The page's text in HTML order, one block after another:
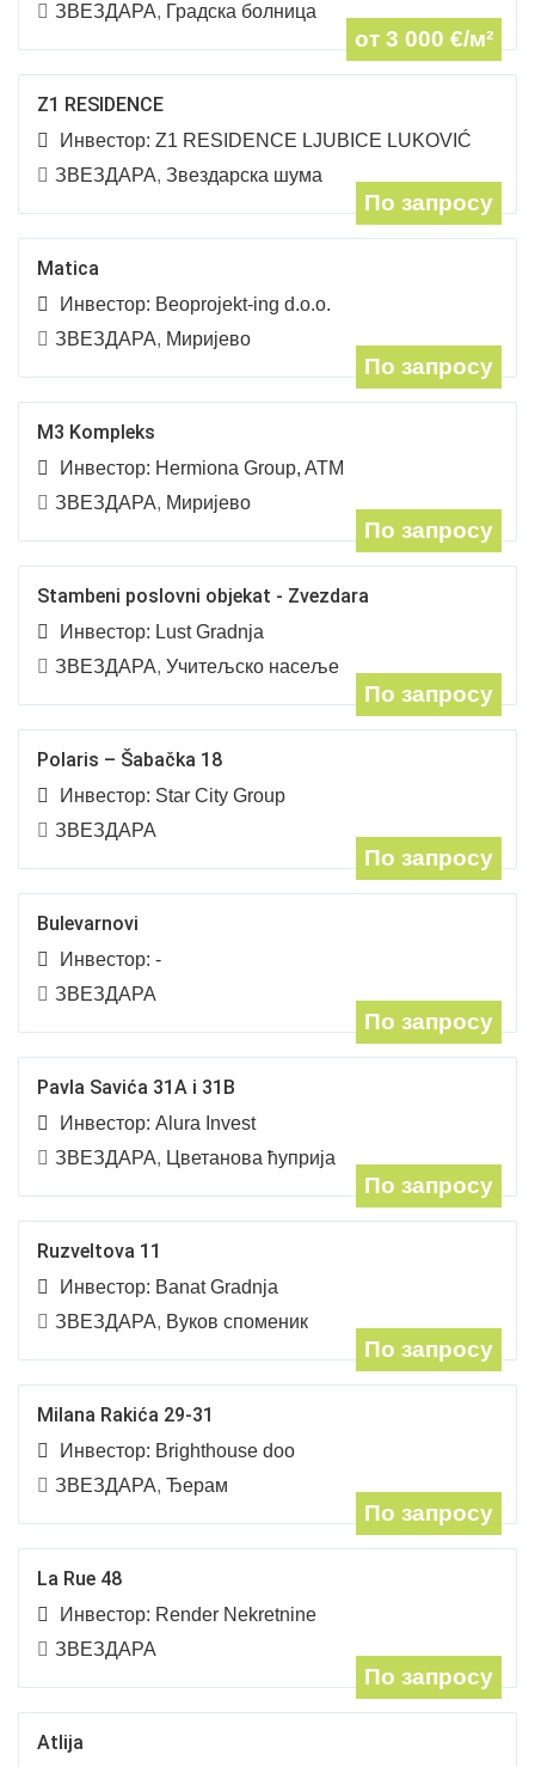
ЗВЕЗДАРА, Градска болница
от 3 000 €/м²
Z1 RESIDENCE
Инвестор: Z1 RESIDENCE LJUBICE LUKOVIĆ
ЗВЕЗДАРА, Звездарска шума
По запросу
Matica
Инвестор: Beoprojekt-ing d.o.o.
ЗВЕЗДАРА, Миријево
По запросу
M3 Kompleks
Инвестор: Hermiona Group, ATM
ЗВЕЗДАРА, Миријево
По запросу
Stambeni poslovni objekat - Zvezdara
Инвестор: Lust Gradnja
ЗВЕЗДАРА, Учитељско насеље
По запросу
Polaris – Šabačka 18
Инвестор: Star City Group
ЗВЕЗДАРА
По запросу
Bulevarnovi
Инвестор: -
ЗВЕЗДАРА
По запросу
Pavla Savića 31A i 31B
Инвестор: Alura Invest
ЗВЕЗДАРА, Цветанова ћуприја
По запросу
Ruzveltova 11
Инвестор: Banat Gradnja
ЗВЕЗДАРА, Вуков споменик
По запросу
Milana Rakića 29-31
Инвестор: Brighthouse doo
ЗВЕЗДАРА, Ђерам
По запросу
La Rue 48
Инвестор: Render Nekretnine
ЗВЕЗДАРА
По запросу
Atlija